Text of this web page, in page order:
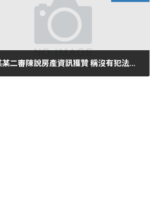
李某某二審陳說房產資訊獲贊 稱沒有犯法但感激怙恃